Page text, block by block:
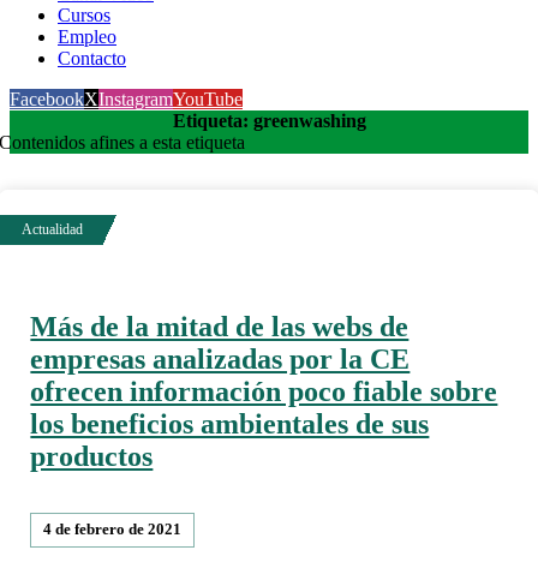
Cursos
Empleo
Contacto
FacebookXInstagramYouTube
Etiqueta: greenwashing
Contenidos afines a esta etiqueta
Más de la mitad de las webs de
empresas analizadas por la CE
ofrecen información poco fiable sobre
los beneficios ambientales de sus
productos
4 de febrero de 2021